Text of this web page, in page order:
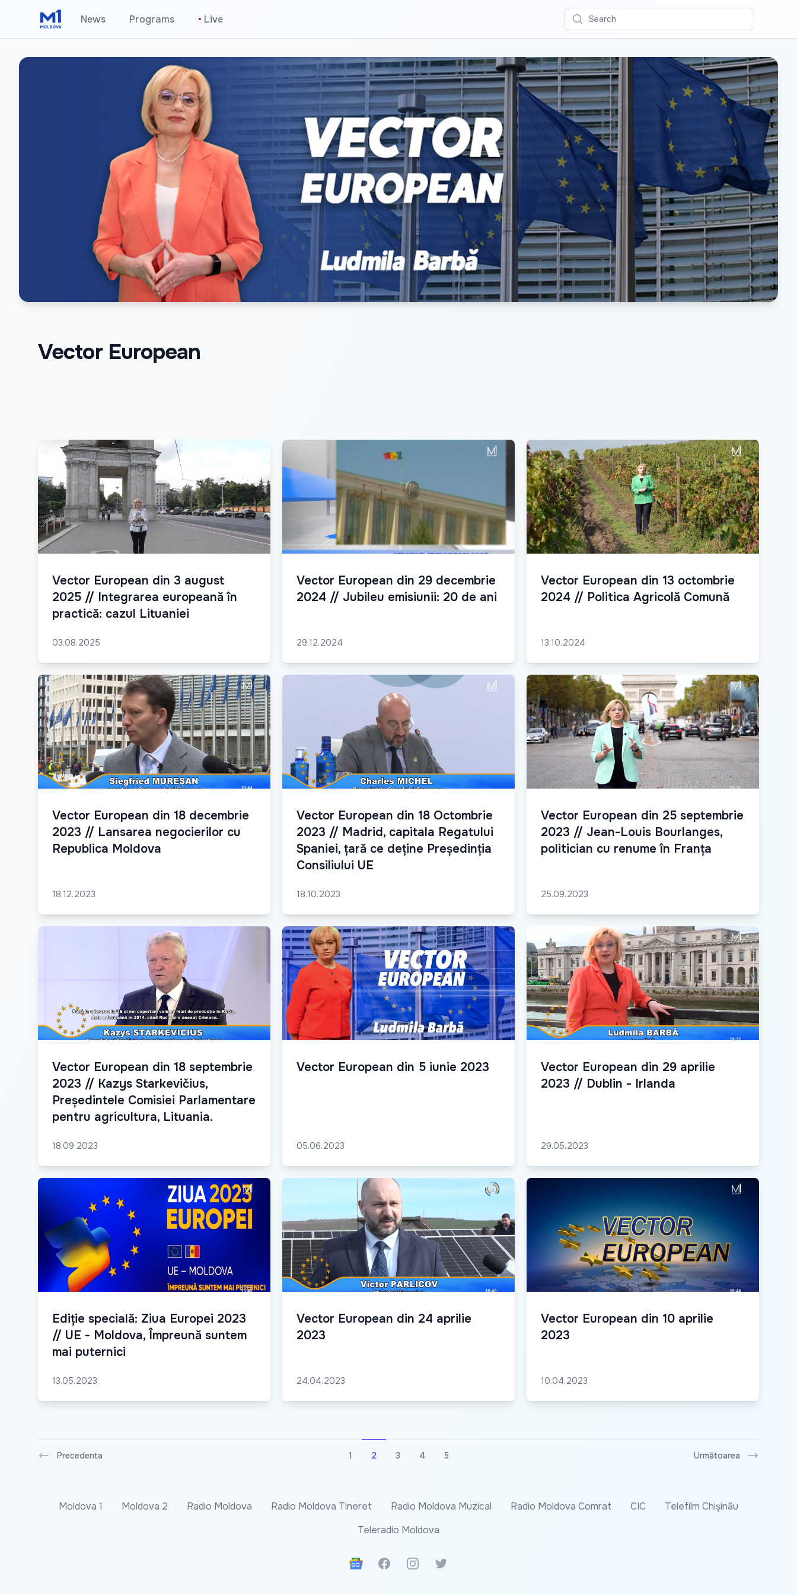
News Programs • Live Search
Vector European
Vector European din 3 august
2025 // Integrarea europeană în
practică: cazul Lituaniei
03.08.2025
Vector European din 29 decembrie
2024 // Jubileu emisiunii: 20 de ani
29.12.2024
Vector European din 13 octombrie
2024 // Politica Agricolă Comună
13.10.2024
Vector European din 18 decembrie
2023 // Lansarea negocierilor cu
Republica Moldova
18.12.2023
Vector European din 18 Octombrie
2023 // Madrid, capitala Regatului
Spaniei, țară ce deține Președinția
Consiliului UE
18.10.2023
Vector European din 25 septembrie
2023 // Jean-Louis Bourlanges,
politician cu renume în Franța
25.09.2023
Vector European din 18 septembrie
2023 // Kazys Starkevičius,
Președintele Comisiei Parlamentare
pentru agricultura, Lituania.
18.09.2023
Vector European din 5 iunie 2023
05.06.2023
Vector European din 29 aprilie
2023 // Dublin - Irlanda
29.05.2023
Ediție specială: Ziua Europei 2023
// UE - Moldova, Împreună suntem
mai puternici
13.05.2023
Vector European din 24 aprilie
2023
24.04.2023
Vector European din 10 aprilie
2023
10.04.2023
Precedenta 1 2 3 4 5 Următoarea
Moldova 1 Moldova 2 Radio Moldova Radio Moldova Tineret Radio Moldova Muzical Radio Moldova Comrat CIC
Telefilm Chișinău
Teleradio Moldova
Google News
FacebookInstagramTwitter